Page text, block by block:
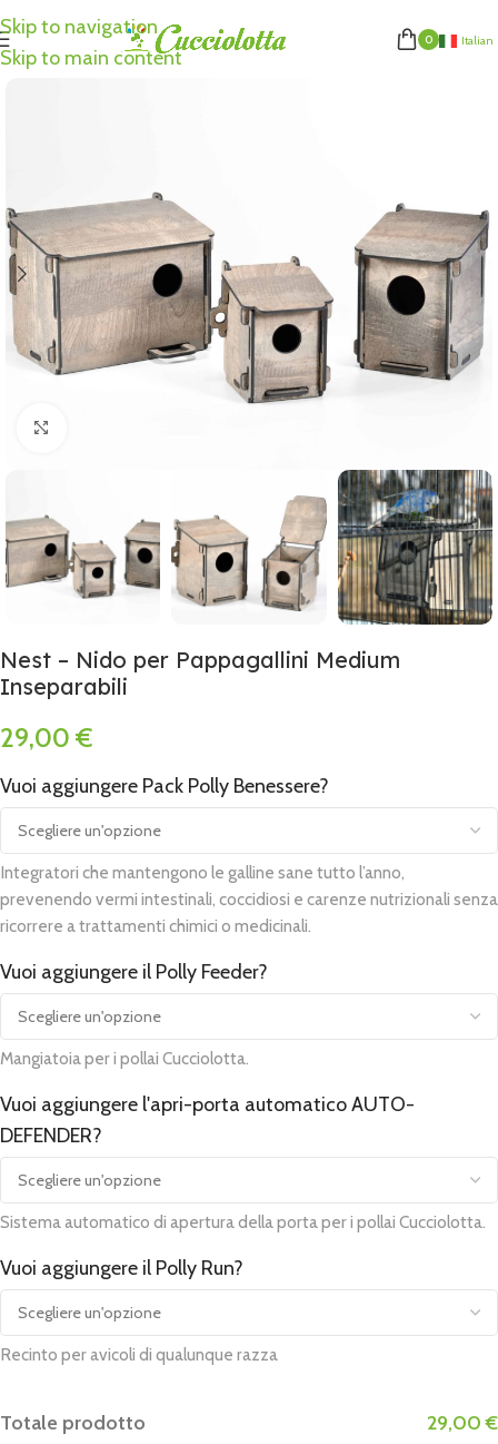
Skip to navigation
Skip to main content
0 Italian
Nest – Nido per Pappagallini Medium
Inseparabili
29,00 €
Vuoi aggiungere Pack Polly Benessere?
Integratori che mantengono le galline sane tutto l’anno,
prevenendo vermi intestinali, coccidiosi e carenze nutrizionali senza
ricorrere a trattamenti chimici o medicinali.
Vuoi aggiungere il Polly Feeder?
Mangiatoia per i pollai Cucciolotta.
Vuoi aggiungere l'apri-porta automatico AUTO-
DEFENDER?
Sistema automatico di apertura della porta per i pollai Cucciolotta.
Vuoi aggiungere il Polly Run?
Recinto per avicoli di qualunque razza
Totale prodotto
29,00 €
Alternative: